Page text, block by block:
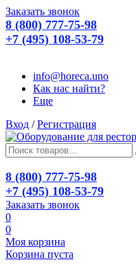
Заказать звонок
8 (800) 777-75-98
+7 (495) 108-53-79
info@horeca.uno
Как нас найти?
Еще
Вход / Регистрация
8 (800) 777-75-98
+7 (495) 108-53-79
Заказать звонок
0
0
Моя корзина
Корзина пуста